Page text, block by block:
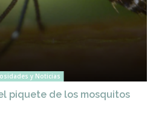
y Noticias
piquete de los mosquitos